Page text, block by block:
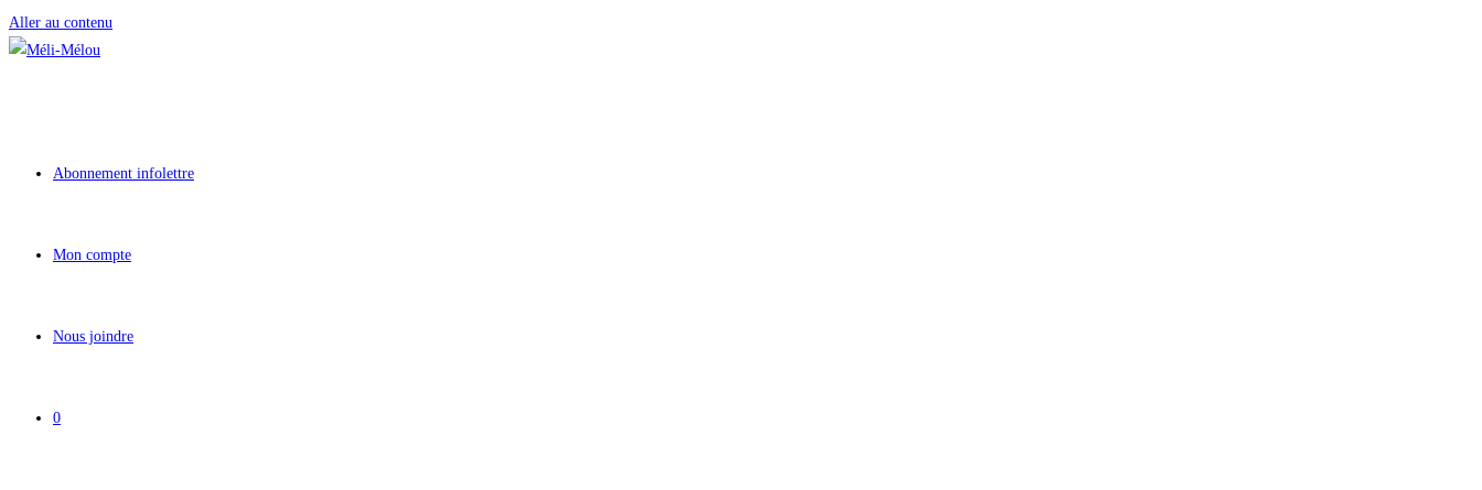
Aller au contenu
Abonnement infolettre
Mon compte
Nous joindre
0